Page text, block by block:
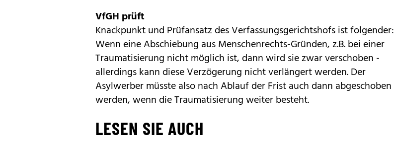
VfGH prüft
Knackpunkt und Prüfansatz des Verfassungsgerichtshofs ist folgender:
Wenn eine Abschiebung aus Menschenrechts-Gründen, z.B. bei einer
Traumatisierung nicht möglich ist, dann wird sie zwar verschoben -
allerdings kann diese Verzögerung nicht verlängert werden. Der
Asylwerber müsste also nach Ablauf der Frist auch dann abgeschoben
werden, wenn die Traumatisierung weiter besteht.
LESEN SIE AUCH